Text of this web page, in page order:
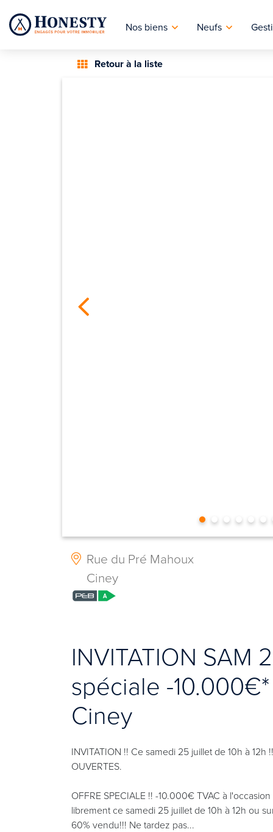
Nos biens Neufs
Retour à la liste
Rue du Pré Mahoux
Ciney
INVITATION SAM
spéciale -
Ciney
INVITATION !! Ce samedi 25 juillet de 10h à
OUVERTES.
OFFRE SPECIALE !! -10.000€ TVAC à
librement ce samedi 25 juillet de 10h à 12h ou
60% vendu!!! Ne tardez pas...